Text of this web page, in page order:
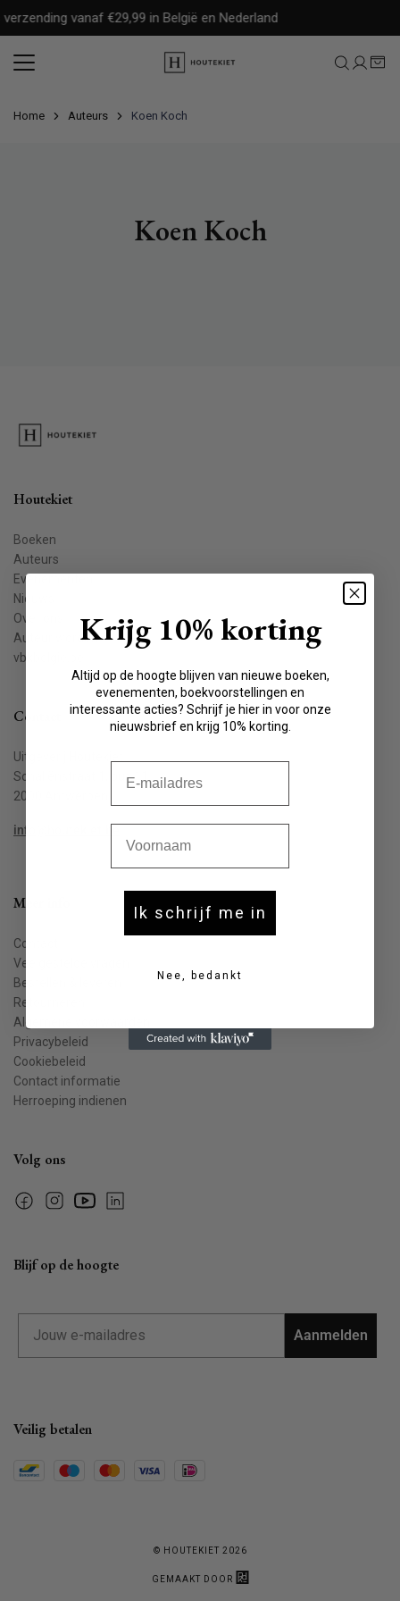
naar
content
vanaf €29,99 in België en Nederland
Home Auteurs Koen Koch
Koen Koch
Houtekiet
Boeken
Auteurs
Evenementen
Nieuws
Over ons
Auteur worden
vbkbelgie.be
Contact
Uitgeverij Houtekiet
Schaliënstraat 1, bus 11
2000 Antwerpen
info@houtekiet.be
Meer info
Contact
Veelgestelde vragen
Bestellen & leveren
Retourneren
Algemene voorwaarden
Privacybeleid
Cookiebeleid
Contact informatie
Herroeping indienen
Volg ons
FacebookInstagramYouTubeLinkedin
Blijf op de hoogte
Aanmelden
Veilig betalen
© HOUTEKIET 2026
GEMAAKT DOOR
Krijg 10% korting
Altijd op de hoogte blijven van nieuwe boeken,
evenementen, boekvoorstellingen en
interessante acties? Schrijf je hier in voor onze
nieuwsbrief en krijg 10% korting.
Ik schrijf me in
Nee, bedankt